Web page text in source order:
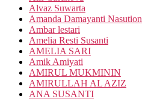
Alvaz Suwarta
Amanda Damayanti Nasution
Ambar lestari
Amelia Resti Susanti
AMELIA SARI
Amik Amiyati
AMIRUL MUKMININ
AMIRULLAH AL AZIZ
ANA SUSANTI